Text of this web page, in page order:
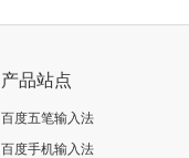
产品站点
百度五笔输入法
百度手机输入法